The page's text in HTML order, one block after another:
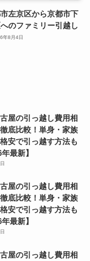
左京区から京都市下
のファミリー引越し
年8月4日
屋の引っ越し費用相
底比較！単身・家族
安で引っ越す方法も
最新】
屋の引っ越し費用相
底比較！単身・家族
安で引っ越す方法も
最新】
屋の引っ越し費用相